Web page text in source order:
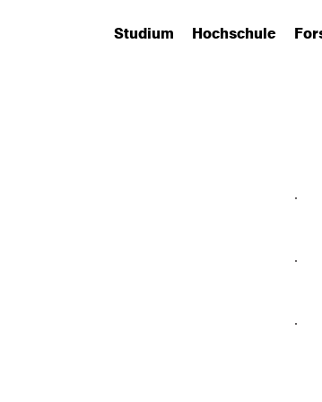
Studium
(has submenu)Hochschule
(has submenu)